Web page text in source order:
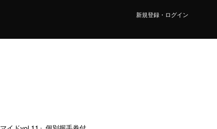
新規登録・ログイン